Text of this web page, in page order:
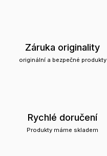
Záruka originality
originální a bezpečné produkty
Rychlé doručení
Produkty máme skladem